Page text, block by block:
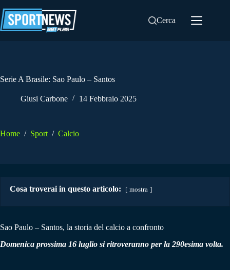
al
contenuto
Cerca
Serie A Brasile: Sao Paulo – Santos
Giusi Carbone 14 Febbraio 2025
Home / Sport / Calcio
Cosa troverai in questo articolo: mostra
Sao Paulo – Santos, la storia del calcio a confronto
Domenica prossima 16 luglio si ritroveranno per la 290esima volta.